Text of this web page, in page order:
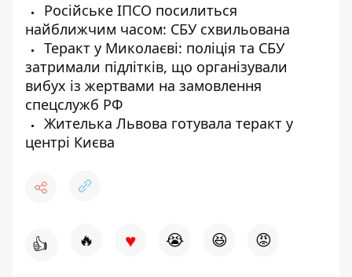
Російське ІПСО посилиться
найближчим часом: СБУ схвильована
Теракт у Миколаєві: поліція та СБУ
затримали підлітків, що організували
вибух із жертвами на замовлення
спецслужб РФ
Жителька Львова готувала теракт у
центрі Києва
👍 🔥 ♥ 😭 😆 😡